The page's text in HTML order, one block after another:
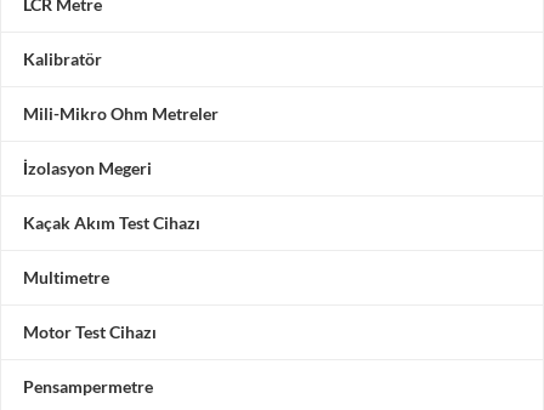
LCR Metre
Kalibratör
Mili-Mikro Ohm Metreler
İzolasyon Megeri
Kaçak Akım Test Cihazı
Multimetre
Motor Test Cihazı
Pensampermetre